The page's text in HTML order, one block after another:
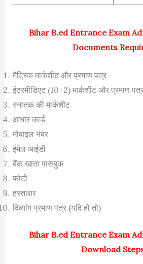
Bihar B.ed Entrance Exam
Documents
मैट्रिक मार्कशीट और प्रमाण पत्र
इंटरमीडिएट (10+2) मार्कशीट और प्रमाण
स्नातक की मार्कशीट
आधार कार्ड
मोबाइल नंबर
ईमेल आईडी
बैंक खाता पासबुक
फोटो
हस्ताक्षर
दिव्यांग प्रमाण पत्र (यदि हो तो)
Bihar B.ed Entrance Exam
Download